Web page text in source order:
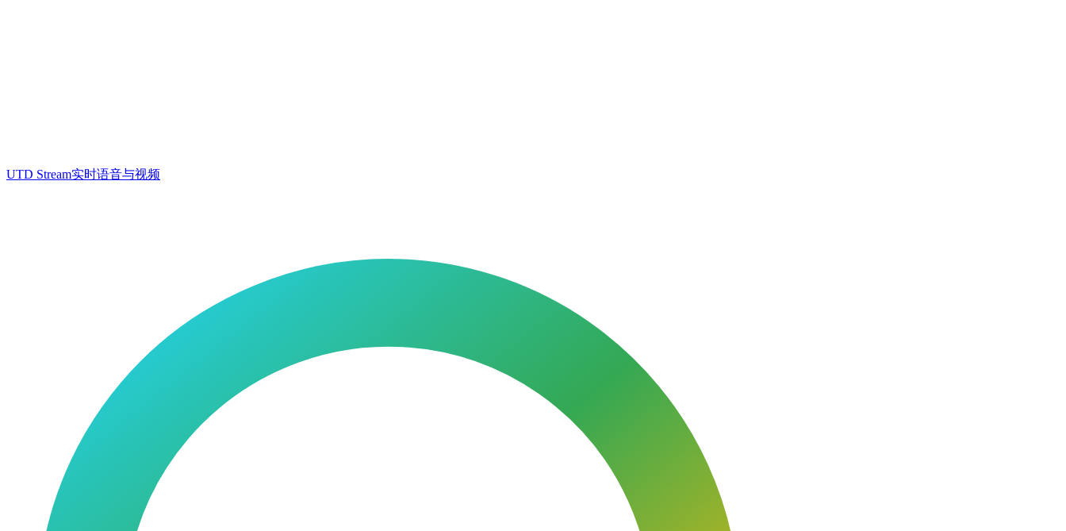
UTD Stream实时语音与视频